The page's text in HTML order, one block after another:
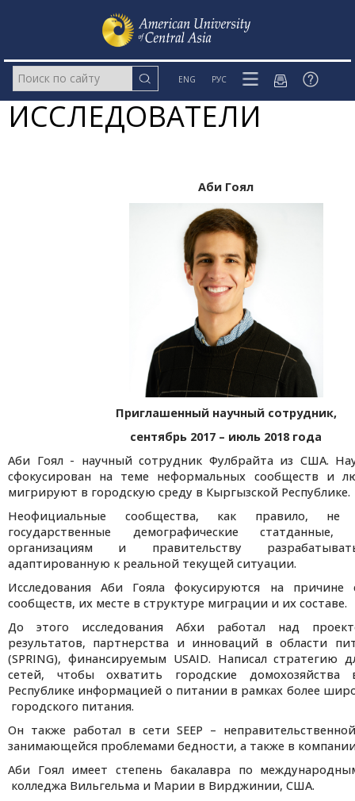
ENG РУС
ИССЛЕДОВАТЕЛИ
Аби Гоял
Приглашенный научный сотрудник,
cентябрь 2017 – июль 2018 года
Аби Гоял - научный сотрудник Фулбрайта из США.
сфокусирован на теме неформальных сообществ и
мигрируют в городскую среду в Кыргызской Республике.
Неофициальные сообщества, как правило,
государственные демографические
организациям и правительству
адаптированную к реальной текущей ситуации.
Исследования Аби Гояла фокусируются на причине
сообществ, их месте в структуре миграции и их составе.
До этого исследования Абхи работал над
результатов, партнерства и инноваций в области
(SPRING), финансируемым USAID. Написал стратегию
сетей, чтобы охватить городские домохозяйства
Республике информацией о питании в рамках более
городского питания.
Он также работал в сети SEEP –
занимающейся проблемами бедности, а также в
Аби Гоял имеет степень бакалавра по
колледжа Вильгельма и Марии в Вирджинии, США.